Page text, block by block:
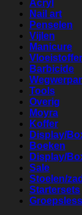
Acryl
Nail art
Penselen
Vijlen
Manicure
Barbicide
Tools
Overig
Moyra
Koffer
Display/
Boeken
Display/
Sale
Stoelen/
Startersets